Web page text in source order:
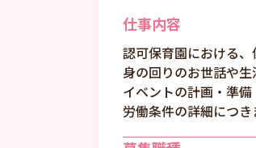
仕事内容
認可保育園における
身の回りのお世話や
イベントの計画・準
労働条件の詳細につき